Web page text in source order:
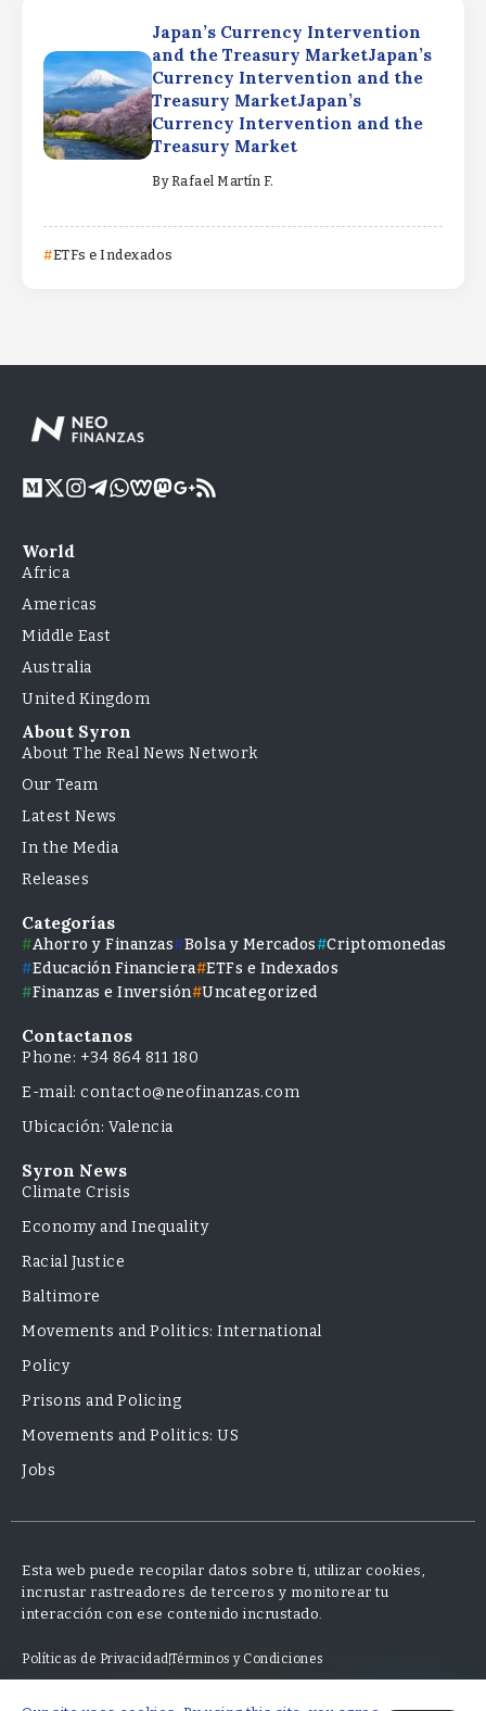
Japan’s Currency Intervention
and the Treasury MarketJapan’s
Currency Intervention and the
Treasury MarketJapan’s
Currency Intervention and the
Treasury Market
By Rafael Martín F.
ETFs e Indexados
World
Africa
Americas
Middle East
Australia
United Kingdom
About Syron
About The Real News Network
Our Team
Latest News
In the Media
Releases
Categorías
Ahorro y Finanzas Bolsa y Mercados
Criptomonedas
Educación Financiera ETFs e Indexados
Finanzas e Inversión Uncategorized
Contactanos
Phone: +34 864 811 180
E-mail: contacto@neofinanzas.com
Ubicación: Valencia
Syron News
Climate Crisis
Economy and Inequality
Racial Justice
Baltimore
Movements and Politics: International
Policy
Prisons and Policing
Movements and Politics: US
Jobs
Esta web puede recopilar datos sobre ti, utilizar cookies,
incrustar rastreadores de terceros y monitorear tu
interacción con ese contenido incrustado.
Políticas de PrivacidadTérminos y Condiciones